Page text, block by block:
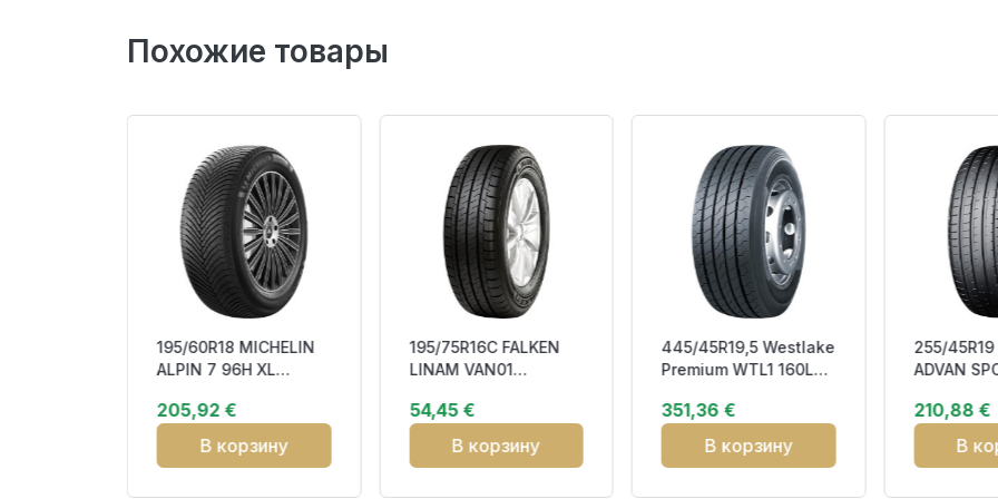
Похожие товары
195/60R18 MICHELIN
ALPIN 7 96H XL
3PMSF M+S
205,92 €
В корзину
195/75R16C FALKEN
LINAM VAN01
CAB72
54,45 €
В корзину
445/45R19,5 Westlake
Premium WTL1 160L
HAUL BCB
351,36 €
В корзину
255/45R19
ADVAN
210,88 €
В